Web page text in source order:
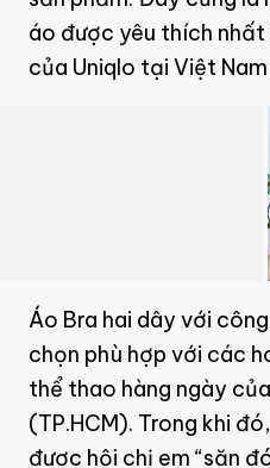
áo được yêu thích
của Uniqlo tại Việt
Áo Bra hai dây với
chọn phù hợp với các
thể thao hàng ngày
(TP.HCM). Trong khi
được hội chị em “săn